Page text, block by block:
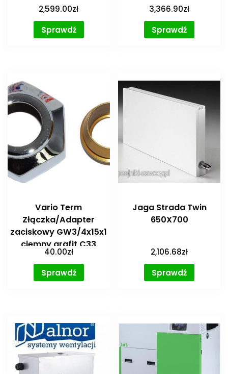
2,599.00zł
Sprawdź
3,366.90zł
Sprawdź
Vario Term
Złączka/Adapter
zaciskowy GW3/4x15x1
ciemny grafit C33
ZZM1515
40.00zł
Sprawdź
Jaga Strada Twin
650X700
2,106.68zł
Sprawdź